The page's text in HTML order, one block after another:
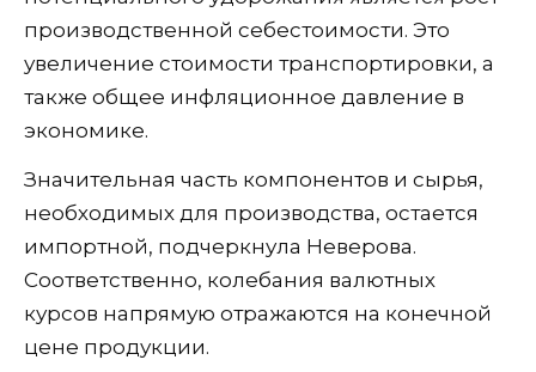
производственной себестоимости. Это
увеличение стоимости транспортировки, а
также общее инфляционное давление в
экономике.
Значительная часть компонентов и сырья,
необходимых для производства, остается
импортной, подчеркнула Неверова.
Соответственно, колебания валютных
курсов напрямую отражаются на конечной
цене продукции.